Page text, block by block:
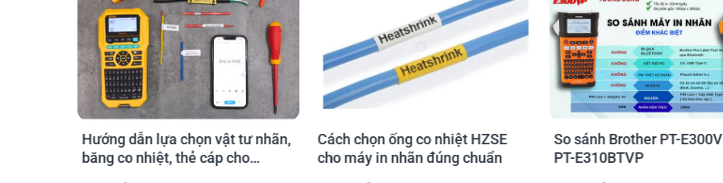
Cách chọn ống co nhiệt HZSE
cho máy in nhãn đúng chuẩn
So sánh Brother PT-E300VP và
PT-E310BTVP
Hướng dẫn lựa chọn nhãn
hợp cho máy AIMO LM2800